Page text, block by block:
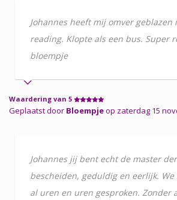
Johannes heeft mij omver geblazen
reading. Klopte als een bus. Super
bloempje
Waardering van 5
Geplaatst door Bloempjeop zaterdag 15
Johannes jij bent echt de master
bescheiden, geduldig en eerlijk.
al uren en uren gesproken. Zonder